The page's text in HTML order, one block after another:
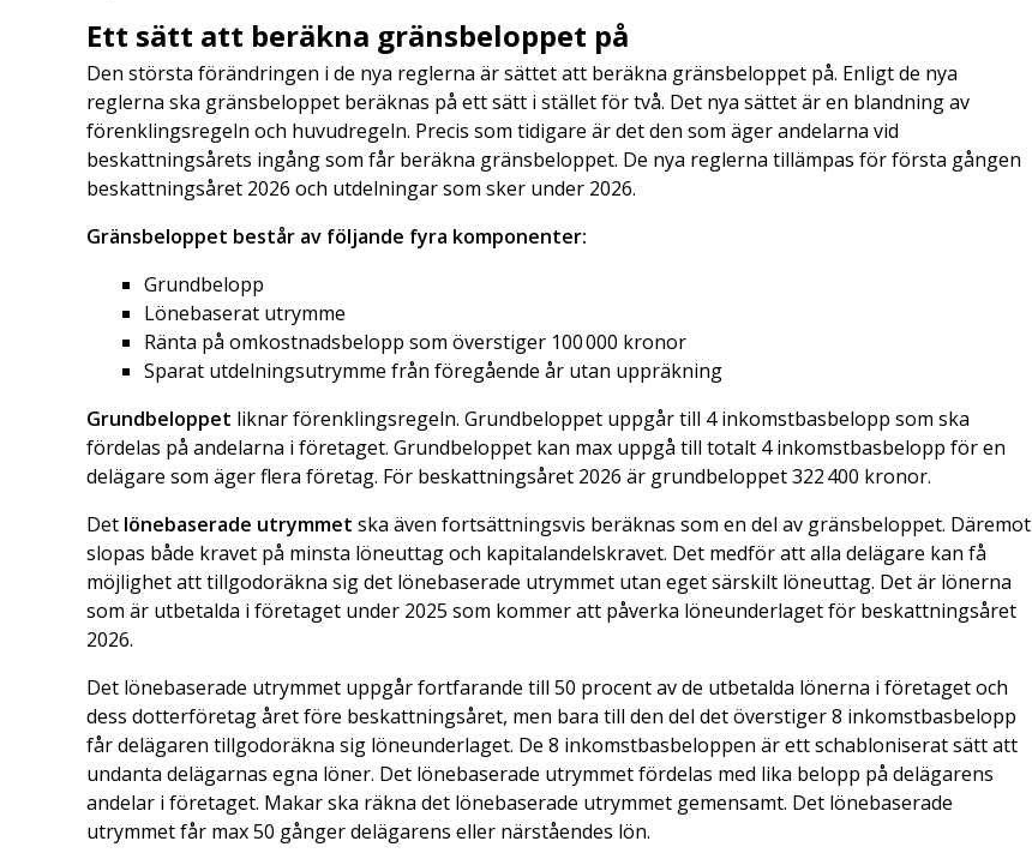
Ett sätt att beräkna gränsbeloppet på
Den största förändringen i de nya reglerna är sättet att beräkna gränsbeloppet på. Enligt de nya
reglerna ska gränsbeloppet beräknas på ett sätt i stället för två. Det nya sättet är en blandning av
förenklingsregeln och huvudregeln. Precis som tidigare är det den som äger andelarna vid
beskattningsårets ingång som får beräkna gränsbeloppet. De nya reglerna tillämpas för första gången
beskattningsåret 2026 och utdelningar som sker under 2026.
Gränsbeloppet består av följande fyra komponenter:
Grundbelopp
Lönebaserat utrymme
Ränta på omkostnadsbelopp som överstiger 100 000 kronor
Sparat utdelningsutrymme från föregående år utan uppräkning
Grundbeloppet liknar förenklingsregeln. Grundbeloppet uppgår till 4 inkomstbasbelopp som ska
fördelas på andelarna i företaget. Grundbeloppet kan max uppgå till totalt 4 inkomstbasbelopp för en
delägare som äger flera företag. För beskattningsåret 2026 är grundbeloppet 322 400 kronor.
Det lönebaserade utrymmet ska även fortsättningsvis beräknas som en del av gränsbeloppet. Däremot
slopas både kravet på minsta löneuttag och kapitalandelskravet. Det medför att alla delägare kan få
möjlighet att tillgodoräkna sig det lönebaserade utrymmet utan eget särskilt löneuttag. Det är lönerna
som är utbetalda i företaget under 2025 som kommer att påverka löneunderlaget för beskattningsåret
2026.
Det lönebaserade utrymmet uppgår fortfarande till 50 procent av de utbetalda lönerna i företaget och
dess dotterföretag året före beskattningsåret, men bara till den del det överstiger 8 inkomstbasbelopp
får delägaren tillgodoräkna sig löneunderlaget. De 8 inkomstbasbeloppen är ett schabloniserat sätt att
undanta delägarnas egna löner. Det lönebaserade utrymmet fördelas med lika belopp på delägarens
andelar i företaget. Makar ska räkna det lönebaserade utrymmet gemensamt. Det lönebaserade
utrymmet får max 50 gånger delägarens eller närståendes lön.